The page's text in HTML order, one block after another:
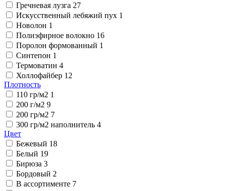
Гречневая лузга 27
Искусственный лебяжий пух 1
Новолон 1
Полиэфирное волокно 16
Поролон формованный 1
Синтепон 1
Термоватин 4
Холлофайбер 12
Плотность
110 гр/м2 1
200 г/м2 9
200 гр/м2 7
300 гр/м2 наполнитель 4
Цвет
Бежевый 18
Белый 19
Бирюза 3
Бордовый 2
В ассортименте 7